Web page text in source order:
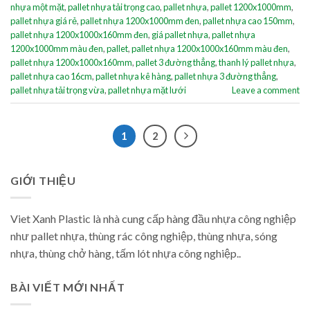
nhựa một mặt,pallet nhựa tải trọng cao,pallet nhựa,pallet 1200x1000mm,
pallet nhựa giá rẻ,pallet nhựa 1200x1000mm đen,pallet nhựa cao 150mm,
pallet nhựa 1200x1000x160mm đen, giá pallet nhựa,pallet nhựa
1200x1000mm màu đen,pallet,pallet nhựa 1200x1000x160mm màu đen,
pallet nhựa 1200x1000x160mm,pallet 3 đường thẳng,thanh lý pallet nhựa,
pallet nhựa cao 16cm,pallet nhựa kê hàng,pallet nhựa 3 đường thẳng,
pallet nhựa tải trọng vừa,pallet nhựa mặt lưới Leave a comment
1 2
GIỚI THIỆU
Viet Xanh Plastic là nhà cung cấp hàng đầu nhựa công nghiệp
như pallet nhựa, thùng rác công nghiệp, thùng nhựa, sóng
nhựa, thùng chở hàng, tấm lót nhựa công nghiệp..
BÀI VIẾT MỚI NHẤT